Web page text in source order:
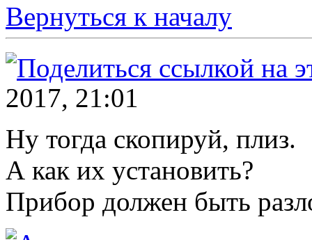
Вернуться к началу
2017, 21:01
Ну тогда скопируй, плиз.
А как их установить?
Прибор должен быть